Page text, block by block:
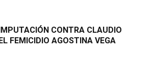
CONTRA CLAUDIO
FEMICIDIO AGOSTINA VEGA